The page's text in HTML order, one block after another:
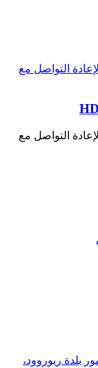
التواصل مع
التواصل مع
بلدة ريوروود،